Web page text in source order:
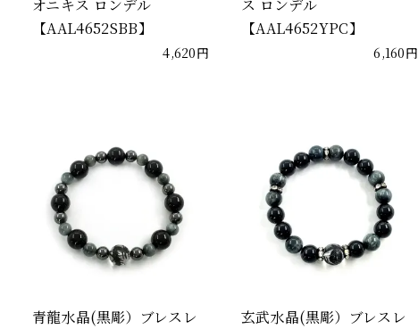
オニキス ロンデル
【AAL4652SBB】
4,620円
ス ロンデル
【AAL4652YPC】
6,160円
青龍水晶(黒彫）ブレスレ
玄武水晶(黒彫）ブレスレ